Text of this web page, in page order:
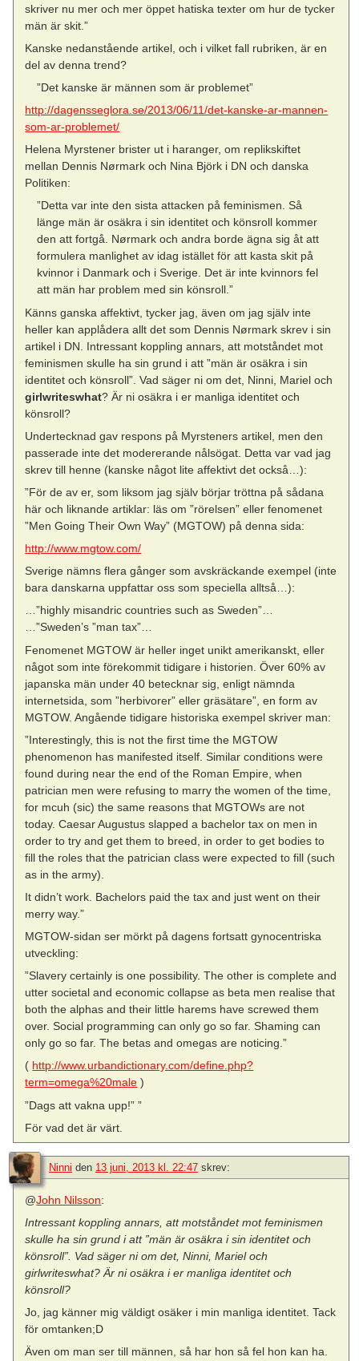
skriver nu mer och mer öppet hatiska texter om hur de tycker
män är skit.”
Kanske nedanstående artikel, och i vilket fall rubriken, är en
del av denna trend?
”Det kanske är männen som är problemet”
http://dagensseglora.se/2013/06/11/det-kanske-ar-mannen-
som-ar-problemet/
Helena Myrstener brister ut i haranger, om replikskiftet
mellan Dennis Nørmark och Nina Björk i DN och danska
Politiken:
”Detta var inte den sista attacken på feminismen. Så
länge män är osäkra i sin identitet och könsroll kommer
den att fortgå. Nørmark och andra borde ägna sig åt att
formulera manlighet av idag istället för att kasta skit på
kvinnor i Danmark och i Sverige. Det är inte kvinnors fel
att män har problem med sin könsroll.”
Känns ganska affektivt, tycker jag, även om jag själv inte
heller kan applådera allt det som Dennis Nørmark skrev i sin
artikel i DN. Intressant koppling annars, att motståndet mot
feminismen skulle ha sin grund i att ”män är osäkra i sin
identitet och könsroll”. Vad säger ni om det, Ninni, Mariel och
girlwriteswhat? Är ni osäkra i er manliga identitet och
könsroll?
Undertecknad gav respons på Myrsteners artikel, men den
passerade inte det modererande nålsögat. Detta var vad jag
skrev till henne (kanske något lite affektivt det också…):
”För de av er, som liksom jag själv börjar tröttna på sådana
här och liknande artiklar: läs om ”rörelsen” eller fenomenet
”Men Going Their Own Way” (MGTOW) på denna sida:
http://www.mgtow.com/
Sverige nämns flera gånger som avskräckande exempel (inte
bara danskarna uppfattar oss som speciella alltså…):
…”highly misandric countries such as Sweden”…
…”Sweden’s ”man tax”…
Fenomenet MGTOW är heller inget unikt amerikanskt, eller
något som inte förekommit tidigare i historien. Över 60% av
japanska män under 40 betecknar sig, enligt nämnda
internetsida, som ”herbivorer” eller gräsätare”, en form av
MGTOW. Angående tidigare historiska exempel skriver man:
”Interestingly, this is not the first time the MGTOW
phenomenon has manifested itself. Similar conditions were
found during near the end of the Roman Empire, when
patrician men were refusing to marry the women of the time,
for mcuh (sic) the same reasons that MGTOWs are not
today. Caesar Augustus slapped a bachelor tax on men in
order to try and get them to breed, in order to get bodies to
fill the roles that the patrician class were expected to fill (such
as in the army).
It didn’t work. Bachelors paid the tax and just went on their
merry way.”
MGTOW-sidan ser mörkt på dagens fortsatt gynocentriska
utveckling:
”Slavery certainly is one possibility. The other is complete and
utter societal and economic collapse as beta men realise that
both the alphas and their little harems have screwed them
over. Social programming can only go so far. Shaming can
only go so far. The betas and omegas are noticing.”
( http://www.urbandictionary.com/define.php?
term=omega%20male )
”Dags att vakna upp!” ”
För vad det är värt.
Ninni den 13 juni, 2013 kl. 22:47 skrev:
@John Nilsson:
Intressant koppling annars, att motståndet mot feminismen
skulle ha sin grund i att ”män är osäkra i sin identitet och
könsroll”. Vad säger ni om det, Ninni, Mariel och
girlwriteswhat? Är ni osäkra i er manliga identitet och
könsroll?
Jo, jag känner mig väldigt osäker i min manliga identitet. Tack
för omtanken;D
Även om man ser till männen, så har hon så fel hon kan ha.